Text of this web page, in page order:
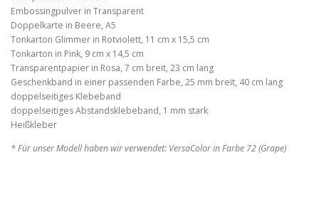
Embossingpulver in Transparent
Doppelkarte in Beere, A5
Tonkarton Glimmer in Rotviolett, 11 cm x 15,5 cm
Tonkarton in Pink, 9 cm x 14,5 cm
Transparentpapier in Rosa, 7 cm breit, 23 cm lang
Geschenkband in einer passenden Farbe, 25 mm breit, 40 cm lang
doppelseitiges Klebeband
doppelseitiges Abstandsklebeband, 1 mm stark
Heißkleber
* Für unser Modell haben wir verwendet: VersaColor in Farbe 72 (Grape)